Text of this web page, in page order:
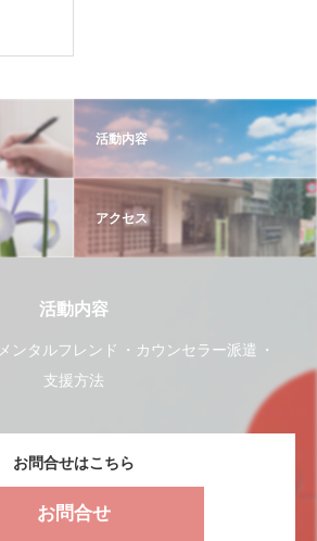
活動内容
アクセス
活動内容
メンタルフレンド
カウンセラー派遣
支援方法
お問合せはこちら
お問合せ